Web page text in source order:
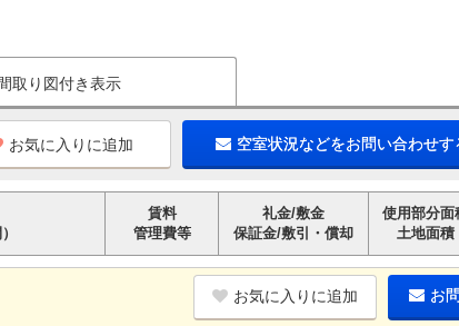
間取り図付き表示
お気に入りに追加 空室状況などをお問い合わせす
賃料
管理費等
礼金/敷金
保証金/敷引・償却
使用部分面
土地面積
お気に入りに追加 お